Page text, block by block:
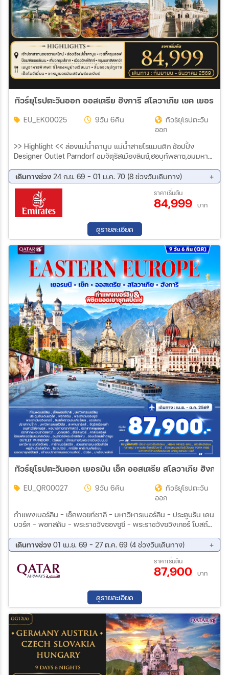
EU_EK00025 9วัน 6คืน
ทัวร์ยุโรปตะวัน
ออก
>> Highlight << ล่องแม่น้ำดานูบ แม่น้ำสายโรแมนติก ช้อปปิ้ง
Designer Outlet Parndorf ชมจัตุรัสเมืองลินซ์,ฮอบท์พลาซ,ชมมหา
สาธารณรัฐเชค เที่ยวเมืองฮัลล์ทัทท์ เข้าชมปราสาทนอยชวานสไตน์
ชมจตุรัสมาเรียนพาส
เดินทางช่วง 24 ก.ย. 69 - 01 ม.ค. 70 (8 ช่วงวันเดินทาง)
24 ก.ย. 69 - 02 ต.ค. 69
08 ต.ค. 69 - 16 ต.ค. 69
15 ต.ค. 69 - 23 ต.ค. 69
22 ต.ค. 69 - 30 ต.ค. 69
19 พ.ย. 69 - 27 พ.ย. 69
01 ธ.ค. 69 - 09 ธ.ค. 69
24 ธ.ค. 69 - 01 ม.ค. 70
ราคาเริ่มต้น
84,999 บาท
ดูรายละเอียด
EU_QR00027 9วัน 6คืน
ทัวร์ยุโรปตะวัน
ออก
กำแพงเบอร์ลิน - เช็คพอยท์ชาลี - มหาวิหารเบอร์ลิน – ประตูบรัน เดน
บวร์ค – พอทสดัม - พระราชวังซองซูซี – พระราชวังซวิงเกอร์ โบสถ์ฟ
พานชาร์ลส์ - จัตุรัสเมืองเก่า – อนุสาวรีย์ยานฮุส – หอนาฬิกา
ดาราศาสตร์ - ปราสาทคลุมลอฟ - ปราสาทแห่งบราติสลาวา
เดินทางช่วง 01 เม.ย. 69 - 27 ต.ค. 69 (4 ช่วงวันเดินทาง)
20 ก.ย. 69 - 28 ก.ย. 69
12 ต.ค. 69 - 20 ต.ค. 69
19 ต.ค. 69 - 27 ต.ค. 69
ราคาเริ่มต้น
87,900 บาท
ดูรายละเอียด